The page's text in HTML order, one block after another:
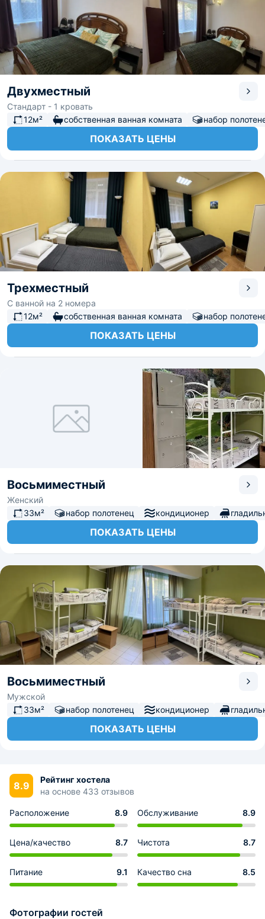
Двухместный
Стандарт - 1 кровать
12м²
собственная ванная комната набор
ПОКАЗАТЬ ЦЕНЫ
Трехместный
С ванной на 2 номера
12м²
собственная ванная комната набор
ПОКАЗАТЬ ЦЕНЫ
Восьмиместный
Женский
33м²
набор полотенец кондиционер
ПОКАЗАТЬ ЦЕНЫ
Восьмиместный
Мужской
33м²
набор полотенец кондиционер
ПОКАЗАТЬ ЦЕНЫ
8.9
Рейтинг хостела
на основе 433 отзывов
Расположение 8.9 Обслуживание 8.9
Цена/качество 8.7 Чистота 8.7
Питание 9.1 Качество сна 8.5
Фотографии гостей